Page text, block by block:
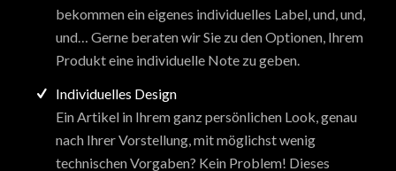
bekommen ein eigenes individuelles Label, und, und,
und… Gerne beraten wir Sie zu den Optionen, Ihrem
Produkt eine individuelle Note zu geben.
Individuelles Design
Ein Artikel in Ihrem ganz persönlichen Look, genau
nach Ihrer Vorstellung, mit möglichst wenig
technischen Vorgaben? Kein Problem! Dieses